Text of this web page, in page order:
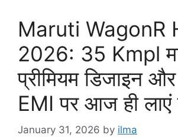
Maruti WagonR
2026: 35 Kmpl
प्रीमियम डिजाइन
EMI पर आज ही लाएं
January 31, 2026 by ilma